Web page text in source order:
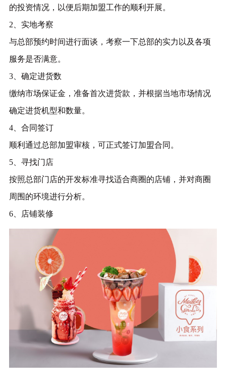
的投资情况，以便后期加盟工作的顺利开展。
2、实地考察
与总部预约时间进行面谈，考察一下总部的实力以及各项
服务是否满意。
3、确定进货数
缴纳市场保证金，准备首次进货款，并根据当地市场情况
确定进货机型和数量。
4、合同签订
顺利通过总部加盟审核，可正式签订加盟合同。
5、寻找门店
按照总部门店的开发标准寻找适合商圈的店铺，并对商圈
周围的环境进行分析。
6、店铺装修